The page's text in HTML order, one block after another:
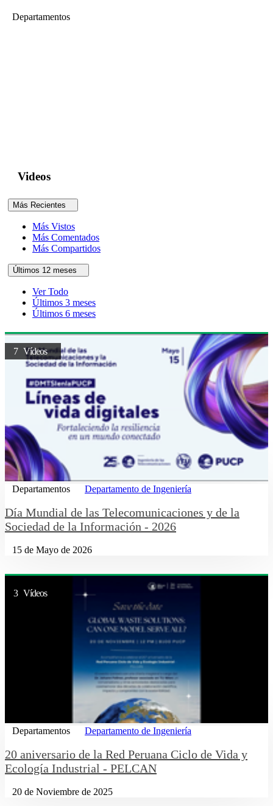
Departamentos
Videos
Más Recientes
Más Vistos
Más Comentados
Más Compartidos
Últimos 12 meses
Ver Todo
Últimos 3 meses
Últimos 6 meses
7 Vídeos
Departamentos Departamento de Ingeniería
Día Mundial de las Telecomunicaciones y de la
Sociedad de la Información - 2026
15 de Mayo de 2026
3 Vídeos
Departamentos Departamento de Ingeniería
20 aniversario de la Red Peruana Ciclo de Vida y
Ecología Industrial - PELCAN
20 de Noviembre de 2025